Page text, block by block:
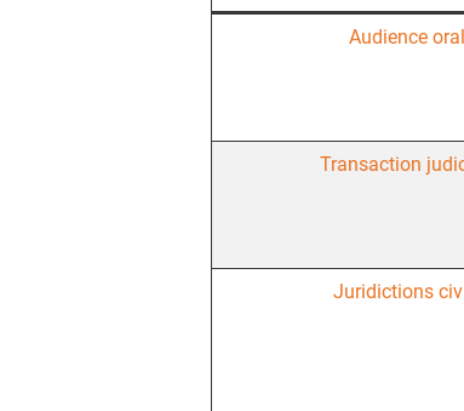
Audience
Transaction
Juridictions